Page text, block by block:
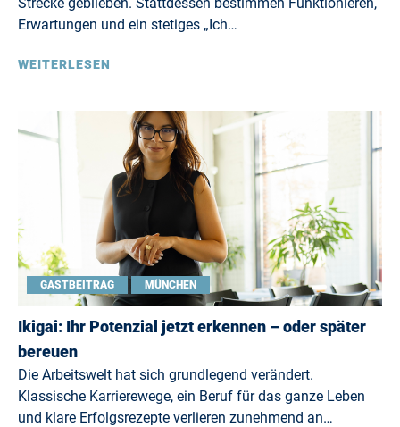
Erwartungen und ein stetiges „Ich…
WEITERLESEN
GASTBEITRAG MÜNCHEN
Ikigai: Ihr Potenzial jetzt erkennen – oder später
bereuen
Die Arbeitswelt hat sich grundlegend verändert.
Klassische Karrierewege, ein Beruf für das ganze Leben
und klare Erfolgsrezepte verlieren zunehmend an…